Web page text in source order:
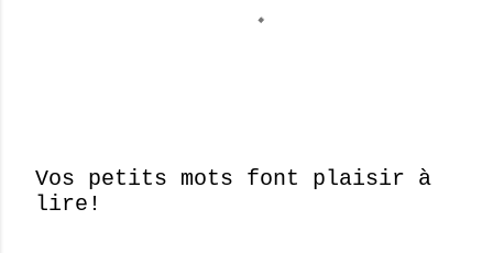
E
Vos petits mots font plaisir à
lire!